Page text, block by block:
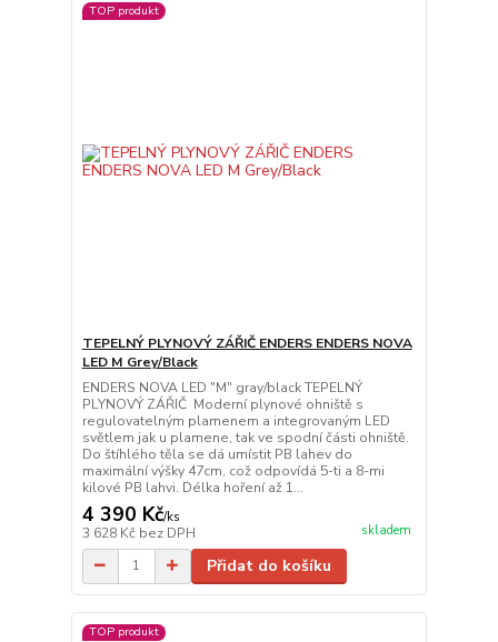
TOP produkt
TEPELNÝ PLYNOVÝ ZÁŘIČ ENDERS ENDERS NOVA
LED M Grey/Black
ENDERS NOVA LED "M" gray/black TEPELNÝ
PLYNOVÝ ZÁŘIČ Moderní plynové ohniště s
regulovatelným plamenem a integrovaným LED
světlem jak u plamene, tak ve spodní části ohniště.
Do štíhlého těla se dá umístit PB lahev do
maximální výšky 47cm, což odpovídá 5-ti a 8-mi
kilové PB lahvi. Délka hoření až 1...
4 390 Kč/ks
3 628 Kč bez DPH skladem
Přidat do košíku
TOP produkt